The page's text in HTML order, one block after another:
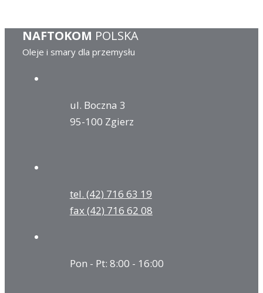
NAFTOKOM POLSKA
Oleje i smary dla przemysłu
ul. Boczna 3
95-100 Zgierz
tel. (42) 716 63 19
fax (42) 716 62 08
Pon - Pt: 8:00 - 16:00